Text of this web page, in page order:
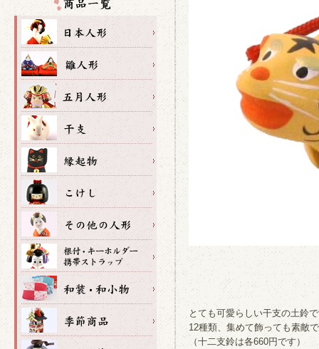
とても可愛らしい干支の土鈴
12種類、集めて飾っても素敵
（十二支鈴は各660円です）